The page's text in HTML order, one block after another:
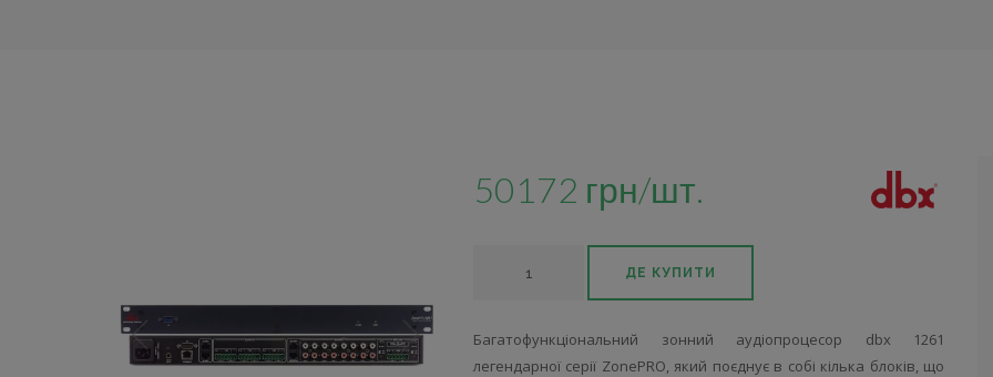
50172 грн/шт.
ДЕ КУПИТИ
Багатофункціональний зонний аудіопроцесор dbx 1261
легендарної серії ZonePRO, який поєднує в собі кілька блоків, що